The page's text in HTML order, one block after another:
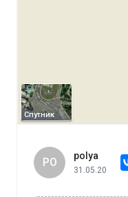
Спутник
PO
polya
31.05.20